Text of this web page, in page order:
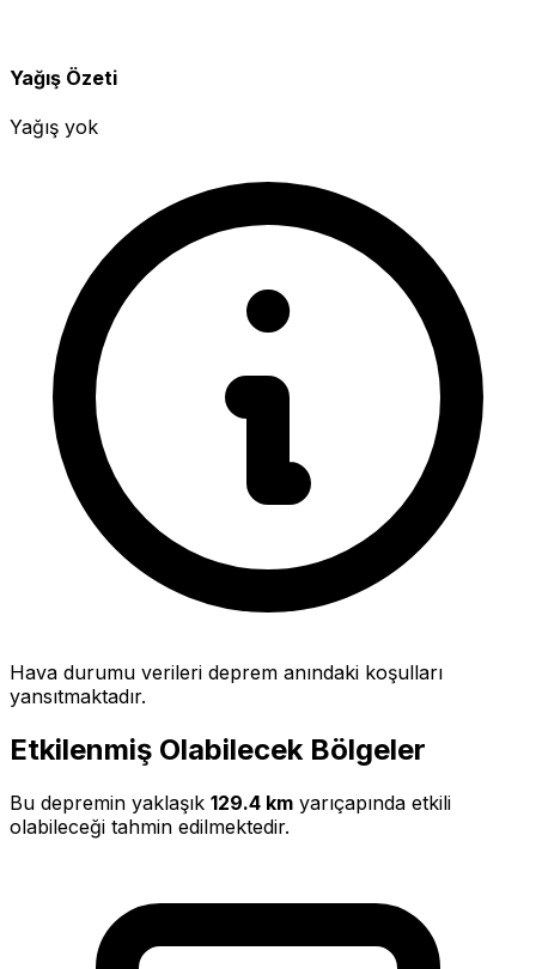
Yağış Özeti
Yağış yok
Hava durumu verileri deprem anındaki koşulları
yansıtmaktadır.
Etkilenmiş Olabilecek Bölgeler
Bu depremin yaklaşık 129.4 km yarıçapında etkili
olabileceği tahmin edilmektedir.